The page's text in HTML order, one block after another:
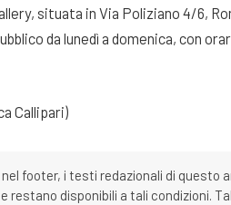
situata in Via Poliziano 4/6,
da lunedì a domenica, con
Callipari)
footer, i testi redazionali di
e restano disponibili a tali condizioni.